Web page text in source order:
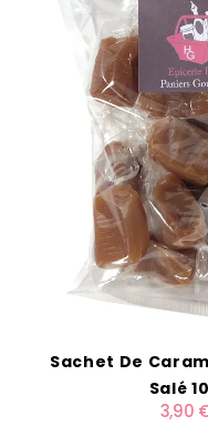
Sachet De
Salé
3,90